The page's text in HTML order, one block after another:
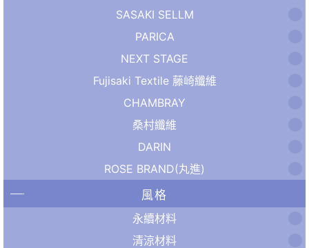
SASAKI SELLM
PARICA
NEXT STAGE
Fujisaki Textile 藤崎纖維
CHAMBRAY
桑村纖維
DARIN
ROSE BRAND(丸進)
風格
永續材料
清涼材料